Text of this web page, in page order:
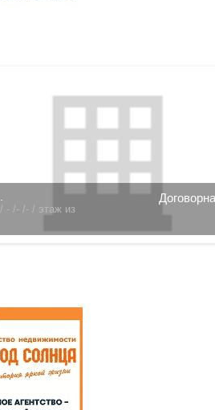
/ - /- /- / этаж из